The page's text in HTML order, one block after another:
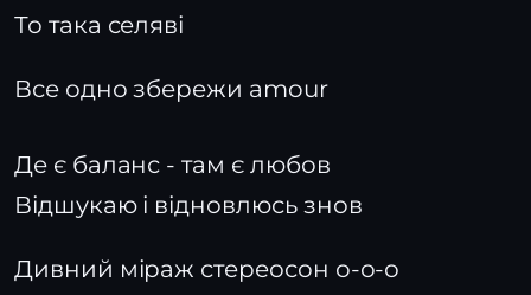
То така селяві
Все одно збережи amour
Де є баланс - там є любов
Відшукаю і відновлюсь знов
Дивний міраж стереосон о-о-о